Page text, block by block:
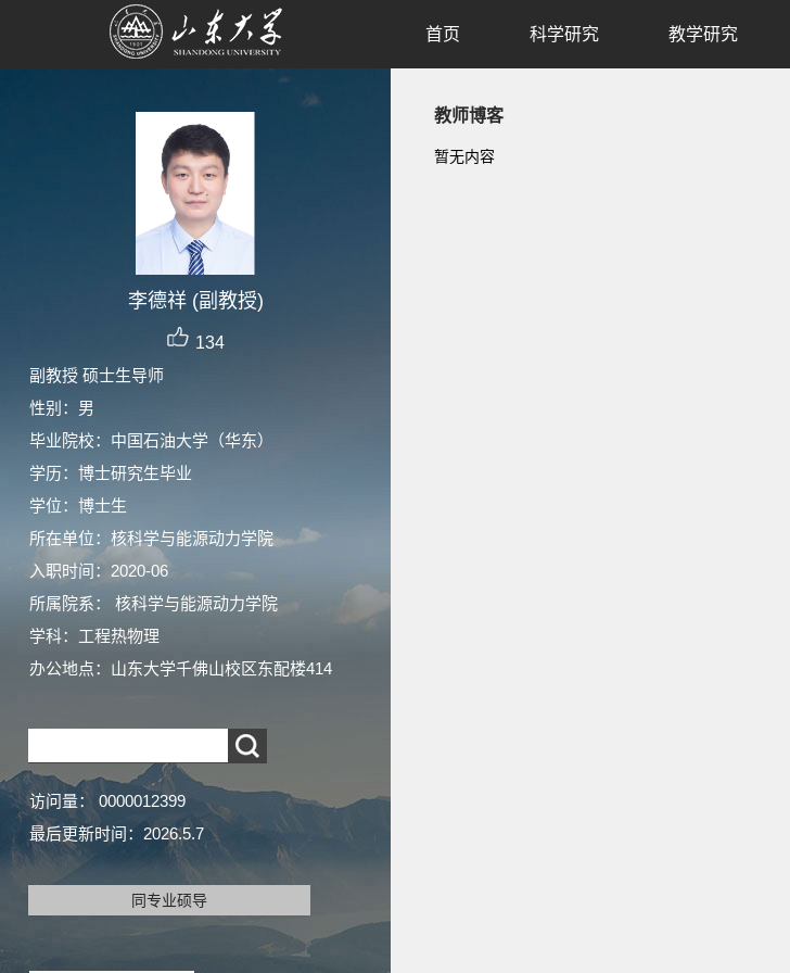
李德祥 (副教授)
134
副教授 硕士生导师
性别：男
毕业院校：中国石油大学（华东）
学历：博士研究生毕业
学位：博士生
所在单位：核科学与能源动力学院
入职时间：2020-06
所属院系： 核科学与能源动力学院
学科：工程热物理
办公地点：山东大学千佛山校区东配楼414
访问量： 0000012399
最后更新时间： 2026.5.7
同专业硕导
首页 科学研究 教学研究
教师博客
暂无内容